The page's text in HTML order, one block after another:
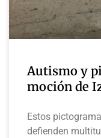
Autismo y
moción de
Estos
defienden